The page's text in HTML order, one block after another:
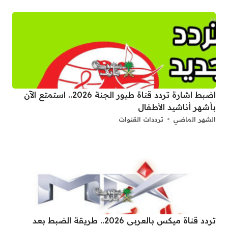
اضبط اشارة تردد قناة طيور الجنة 2026.. استمتع الآن
بأشهر أناشيد الأطفال
الشهر الماضي ترددات القنوات
تردد قناة ميكس بالعربي 2026.. طريقة الضبط بعد